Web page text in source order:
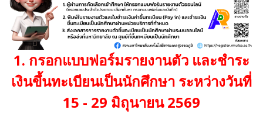
1. กรอกแบบฟอร์มรายงานตัว และชำระ
เงินขึ้นทะเบียนเป็นนักศึกษา ระหว่างวันที่
15 - 29 มิถุนายน 2569